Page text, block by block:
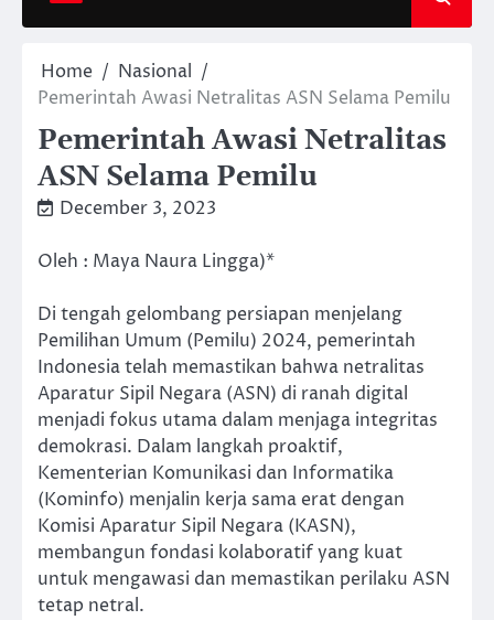
Home
Nasional
Pemerintah Awasi Netralitas ASN Selama Pemilu
Pemerintah Awasi Netralitas
ASN Selama Pemilu
December 3, 2023
Oleh : Maya Naura Lingga)*
Di tengah gelombang persiapan menjelang
Pemilihan Umum (Pemilu) 2024, pemerintah
Indonesia telah memastikan bahwa netralitas
Aparatur Sipil Negara (ASN) di ranah digital
menjadi fokus utama dalam menjaga integritas
demokrasi. Dalam langkah proaktif,
Kementerian Komunikasi dan Informatika
(Kominfo) menjalin kerja sama erat dengan
Komisi Aparatur Sipil Negara (KASN),
membangun fondasi kolaboratif yang kuat
untuk mengawasi dan memastikan perilaku ASN
tetap netral.